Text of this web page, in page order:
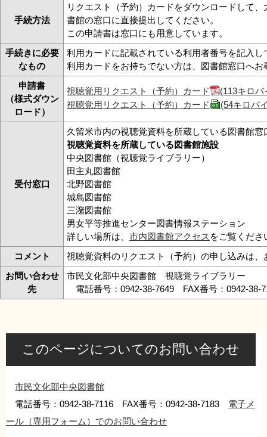
手続方法
リクエスト（予約）カードをダウンロードして
書館の窓口に直接提出してください。
この申請書は窓口にも用意しています。
手続きに必要
なもの
利用カードに記載されている利用者番号を記入
利用カードをお持ちでない方は、図書館窓口へお
申請書
（様式ダウン
ロード）
視聴覚用リクエスト（予約）カード
(113キロバ
視聴覚用リクエスト（予約）カード
(54キロバ
受付窓口
久留米市内の視聴覚資料を所蔵している図書館
視聴覚資料を所蔵している図書館施設
中央図書館（視聴覚ライブラリー）
田主丸図書館
北野図書館
城島図書館
三潴図書館
男女平等推進センター図書情報ステーション
詳しい場所は、 市内図書館アクセス をご覧くださ
コメント
視聴覚資料のリクエスト（予約）の申し込みは
お問い合わせ
先
市民文化部中央図書館 視聴覚ライブラリー
電話番号：0942-38-7649 FAX番号：0942-
このページについてのお問い合わせ
市民文化部中央図書館
電話番号：0942-38-7116 FAX番号：0942-38-7183 電子メ
ール（専用フォーム）でのお問い合わせ